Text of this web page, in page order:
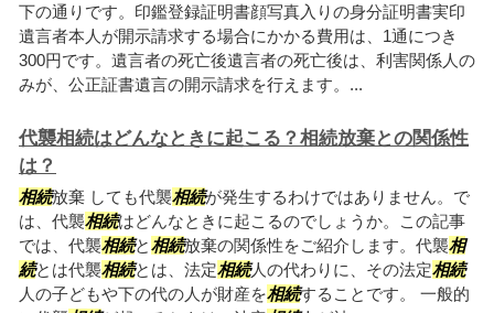
下の通りです。印鑑登録証明書顔写真入りの身分証明書実印
遺言者本人が開示請求する場合にかかる費用は、1通につき
300円です。遺言者の死亡後遺言者の死亡後は、利害関係人の
みが、公正証書遺言の開示請求を行えます。...
代襲相続はどんなときに起こる？相続放棄との関係性
は？
相続放棄 しても代襲相続が発生するわけではありません。で
は、代襲相続はどんなときに起こるのでしょうか。この記事
では、代襲相続と相続放棄の関係性をご紹介します。代襲相
続とは代襲相続とは、法定相続人の代わりに、その法定相続
人の子どもや下の代の人が財産を相続することです。 一般的